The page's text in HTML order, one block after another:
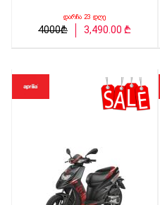
დარჩა 23 დღე
4000₾ 3,490.00 ₾